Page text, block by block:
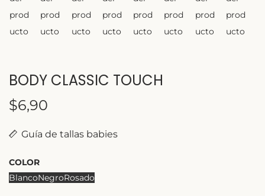
BODY CLASSIC TOUCH
$6,90
Guía de tallas babies
COLOR
BlancoNegroRosado